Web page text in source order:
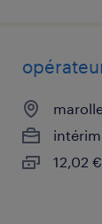
intérim
12,02